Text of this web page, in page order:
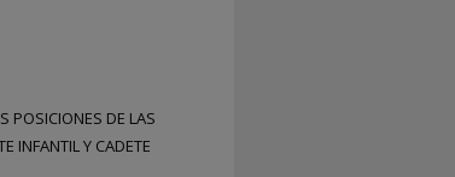
POSICIONES DE LAS
INFANTIL Y CADETE